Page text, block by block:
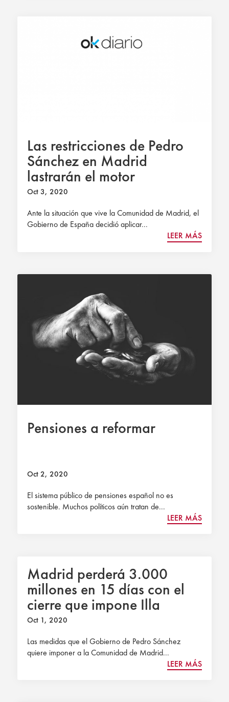
Las restricciones de Pedro
Sánchez en Madrid
lastrarán el motor
económico de España
Oct 3, 2020
Ante la situación que vive la Comunidad de Madrid, el
Gobierno de España decidió aplicar...
LEER MÁS
Pensiones a reformar
Oct 2, 2020
El sistema público de pensiones español no es
sostenible. Muchos políticos aún tratan de...
LEER MÁS
Madrid perderá 3.000
millones en 15 días con el
cierre que impone Illa
Oct 1, 2020
Las medidas que el Gobierno de Pedro Sánchez
quiere imponer a la Comunidad de Madrid...
LEER MÁS